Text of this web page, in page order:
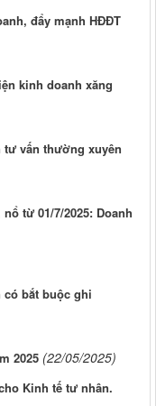
đẩy mạnh HĐĐT
kinh doanh xăng
tư vấn thường xuyên
từ 01/7/2025: Doanh
có bắt buộc ghi
2025 (22/05/2025)
Kinh tế tư nhân.